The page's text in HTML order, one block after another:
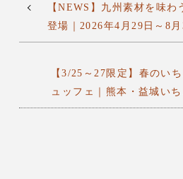
【NEWS】九州素材を味
登場｜2026年4月29日～8
【3/25～27限定】春のい
ュッフェ｜熊本・益城い